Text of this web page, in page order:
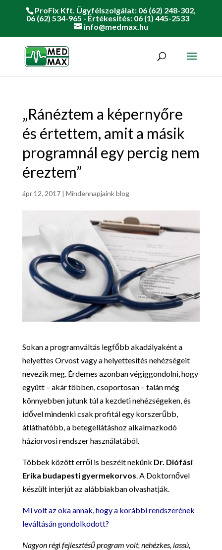
ProFix Kft. Ügyfélszolgálat: 06 (62) 248-302,
06 (62) 534-965 - Értékesítés: 06 (1) 445-2533
info@medmax.hu
„Ránéztem a képernyőre
és értettem, amit a másik
programnál egy percig nem
éreztem”
ápr 12, 2017| Mindennapjaink blog
Sokan a programváltás legfőbb akadályaként a
helyettes Orvost vagy a helyettesítés nehézségeit
nevezik meg. Érdemes azonban végiggondolni, hogy
együtt – akár többen, csoportosan – talán még
könnyebben jutunk túl a kezdeti nehézségeken, és
idővel mindenki csak profitál egy korszerűbb,
átláthatóbb, a betegellátáshoz alkalmazkodó
háziorvosi rendszer használatából.
Többek között erről is beszélt nekünk Dr. Diófási
Erika budapesti gyermekorvos. A Doktornővel
készült interjút az alábbiakban olvashatják.
Mi volt az oka annak, hogy a korábbi rendszerének
leváltásán gondolkodott?
Nagyon régi fejlesztésű program volt, nehézkes, lassú,